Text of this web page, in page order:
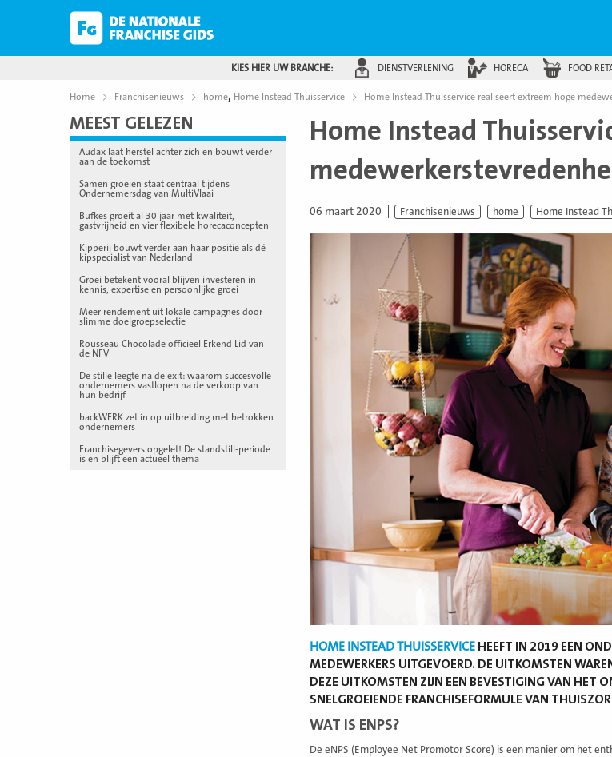
KIES HIER UW BRANCHE: DIENSTVERLENING HORECA FOOD
Home Franchisenieuws home, Home Instead Thuisservice Home Instead Thuisservice realiseert extreem hoge
MEEST GELEZEN
Audax laat herstel achter zich en bouwt verder
aan de toekomst
Samen groeien staat centraal tijdens
Ondernemersdag van MultiVlaai
Bufkes groeit al 30 jaar met kwaliteit,
gastvrijheid en vier flexibele horecaconcepten
Kipperij bouwt verder aan haar positie als dé
kipspecialist van Nederland
Groei betekent vooral blijven investeren in
kennis, expertise en persoonlijke groei
Meer rendement uit lokale campagnes door
slimme doelgroepselectie
Rousseau Chocolade officieel Erkend Lid van
de NFV
De stille leegte na de exit: waarom succesvolle
ondernemers vastlopen na de verkoop van
hun bedrijf
backWERK zet in op uitbreiding met betrokken
ondernemers
Franchisegevers opgelet! De standstill-periode
is en blijft een actueel thema
Home Instead
06 maart 2020 Franchisenieuws home Home Instead
HOME INSTEAD THUISSERVICE HEEFT IN 2019 EEN
MEDEWERKERS UITGEVOERD. DE UITKOMSTEN
DEZE UITKOMSTEN ZIJN EEN BEVESTIGING VAN HET
SNELGROEIENDE FRANCHISEFORMULE VAN
WAT IS ENPS?
De eNPS (Employee Net Promotor Score) is een manier om het